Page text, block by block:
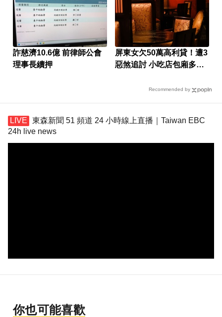
詐慈濟10.6億 前律師公會
理事長續押
屏東女欠50萬高利貸！遭3
惡煞追討 小吃店包廂多次
Recommended by
東森新聞 51 頻道 24 小時線上直播｜Taiwan EBC
24h live news
你也可能喜歡